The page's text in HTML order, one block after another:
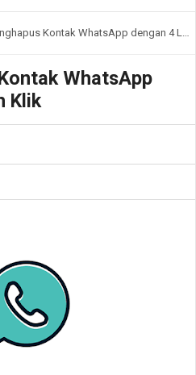
Kontak WhatsApp dengan 4 Langkah Klik
WhatsApp
Klik